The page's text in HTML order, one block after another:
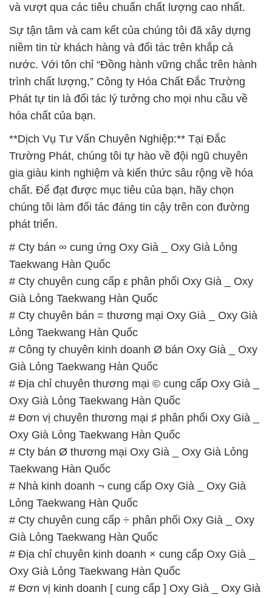
và vượt qua các tiêu chuẩn chất lượng cao nhất.
Sự tận tâm và cam kết của chúng tôi đã xây dựng
niềm tin từ khách hàng và đối tác trên khắp cả
nước. Với tôn chỉ “Đồng hành vững chắc trên hành
trình chất lượng,” Công ty Hóa Chất Đắc Trường
Phát tự tin là đối tác lý tưởng cho mọi nhu cầu về
hóa chất của bạn.
**Dịch Vụ Tư Vấn Chuyên Nghiệp:** Tại Đắc
Trường Phát, chúng tôi tự hào về đội ngũ chuyên
gia giàu kinh nghiệm và kiến thức sâu rộng về hóa
chất. Để đạt được mục tiêu của bạn, hãy chọn
chúng tôi làm đối tác đáng tin cậy trên con đường
phát triển.
# Cty bán ∞ cung ứng Oxy Già _ Oxy Già Lỏng
Taekwang Hàn Quốc
# Cty chuyên cung cấp ε phân phối Oxy Già _ Oxy
Già Lỏng Taekwang Hàn Quốc
# Cty chuyên bán = thương mại Oxy Già _ Oxy Già
Lỏng Taekwang Hàn Quốc
# Công ty chuyên kinh doanh Ø bán Oxy Già _ Oxy
Già Lỏng Taekwang Hàn Quốc
# Địa chỉ chuyên thương mại © cung cấp Oxy Già _
Oxy Già Lỏng Taekwang Hàn Quốc
# Đơn vị chuyên thương mại ♯ phân phối Oxy Già _
Oxy Già Lỏng Taekwang Hàn Quốc
# Cty bán Ø thương mại Oxy Già _ Oxy Già Lỏng
Taekwang Hàn Quốc
# Nhà kinh doanh ¬ cung cấp Oxy Già _ Oxy Già
Lỏng Taekwang Hàn Quốc
# Cty chuyên cung cấp ÷ phân phối Oxy Già _ Oxy
Già Lỏng Taekwang Hàn Quốc
# Địa chỉ chuyên kinh doanh × cung cấp Oxy Già _
Oxy Già Lỏng Taekwang Hàn Quốc
# Đơn vị kinh doanh [ cung cấp ] Oxy Già _ Oxy Già